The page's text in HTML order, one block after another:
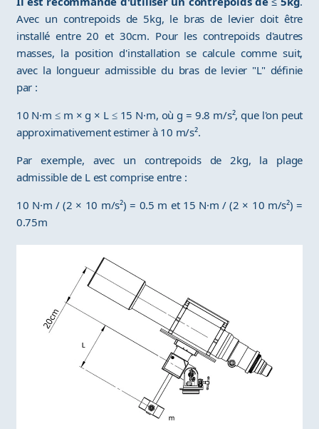
Avec un contrepoids de 5kg, le bras de levier doit être
installé entre 20 et 30cm. Pour les contrepoids d'autres
masses, la position d'installation se calcule comme suit,
avec la longueur admissible du bras de levier "L" définie
par :
10 N·m ≤ m × g × L ≤ 15 N·m, où g = 9.8 m/s², que l'on peut
approximativement estimer à 10 m/s².
Par exemple, avec un contrepoids de 2kg, la plage
admissible de L est comprise entre :
10 N·m / (2 × 10 m/s²) = 0.5 m et 15 N·m / (2 × 10 m/s²) =
0.75m